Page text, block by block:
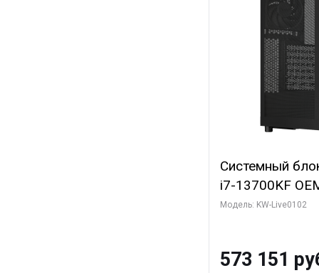
Системный
i7-13700KF
7, C16 8EC/
Turbo/ 960 ГБ
Модель: KW-Live0102
573 151